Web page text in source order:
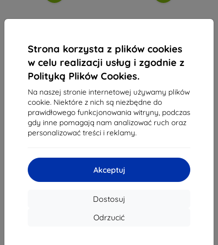
Strona korzysta z plików cookies
w celu realizacji usług i zgodnie z
Polityką Plików Cookies.
Na naszej stronie internetowej używamy plików
cookie. Niektóre z nich są niezbędne do
prawidłowego funkcjonowania witryny, podczas
gdy inne pomagają nam analizować ruch oraz
personalizować treści i reklamy.
Akceptuj
Dostosuj
Odrzucić
Shield-Sk s.r.o.
841 04 Bratislava
REGON:
SK2023549671